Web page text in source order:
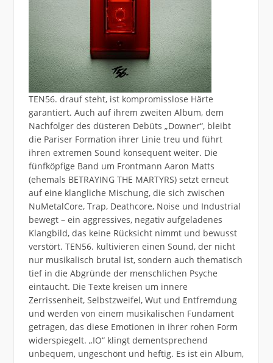
TEN56. drauf steht, ist kompromisslose Härte
garantiert. Auch auf ihrem zweiten Album, dem
Nachfolger des düsteren Debüts „Downer“, bleibt
die Pariser Formation ihrer Linie treu und führt
ihren extremen Sound konsequent weiter. Die
fünfköpfige Band um Frontmann Aaron Matts
(ehemals BETRAYING THE MARTYRS) setzt erneut
auf eine klangliche Mischung, die sich zwischen
NuMetalCore, Trap, Deathcore, Noise und Industrial
bewegt – ein aggressives, negativ aufgeladenes
Klangbild, das keine Rücksicht nimmt und bewusst
verstört. TEN56. kultivieren einen Sound, der nicht
nur musikalisch brutal ist, sondern auch thematisch
tief in die Abgründe der menschlichen Psyche
eintaucht. Die Texte kreisen um innere
Zerrissenheit, Selbstzweifel, Wut und Entfremdung
und werden von einem musikalischen Fundament
getragen, das diese Emotionen in ihrer rohen Form
widerspiegelt. „IO“ klingt dementsprechend
unbequem, ungeschönt und heftig. Es ist ein Album,